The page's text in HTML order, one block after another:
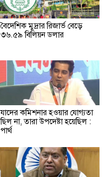
বৈদেশিক মুদ্রার রিজার্ভ বেড়ে
৩৬.৫৯ বিলিয়ন ডলার
যাদের কমিশনার হওয়ার যোগ্যতা
ছিল না, তারা উপদেষ্টা হয়েছিল :
পার্থ